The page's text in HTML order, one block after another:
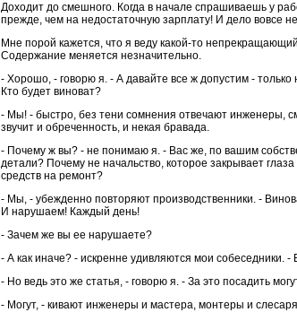
Доходит до смешного. Когда в начале спрашиваешь у
прежде, чем на недостаточную зарплату! И дело вовсе
Мне порой кажется, что я веду какой-то
Содержание меняется незначительно.
- Хорошо, - говорю я. - А давайте все ж допустим - только
Кто будет виноват?
- Мы! - быстро, без тени сомнения отвечают инженеры,
звучит и обреченность, и некая бравада.
- Почему ж вы? - не понимаю я. - Вас же, по вашим
детали? Почему не начальство, которое закрывает
средств на ремонт?
- Мы, - убежденно повторяют производственники. -
И нарушаем! Каждый день!
- Зачем же вы ее нарушаете?
- А как иначе? - искренне удивляются мои собеседники. -
- Но ведь это же статья, - говорю я. - За это посадить
- Могут, - кивают инженеры и мастера, монтеры и